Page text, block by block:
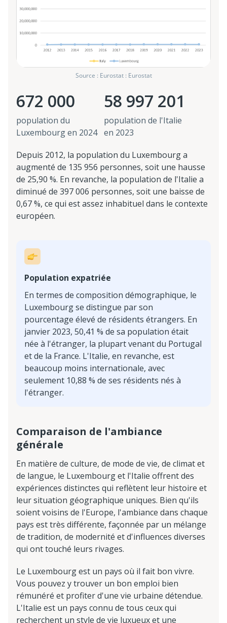
Source : Eurostat : Eurostat
672 000
population du
Luxembourg en 2024
58 997 201
population de l'Italie
en 2023
Depuis 2012, la population du Luxembourg a
augmenté de 135 956 personnes, soit une hausse
de 25,90 %. En revanche, la population de l'Italie a
diminué de 397 006 personnes, soit une baisse de
0,67 %, ce qui est assez inhabituel dans le contexte
européen.
Population expatriée
En termes de composition démographique, le
Luxembourg se distingue par son
pourcentage élevé de résidents étrangers. En
janvier 2023, 50,41 % de sa population était
née à l'étranger, la plupart venant du Portugal
et de la France. L'Italie, en revanche, est
beaucoup moins internationale, avec
seulement 10,88 % de ses résidents nés à
l'étranger.
Comparaison de l'ambiance
générale
En matière de culture, de mode de vie, de climat et
de langue, le Luxembourg et l'Italie offrent des
expériences distinctes qui reflètent leur histoire et
leur situation géographique uniques. Bien qu'ils
soient voisins de l'Europe, l'ambiance dans chaque
pays est très différente, façonnée par un mélange
de tradition, de modernité et d'influences diverses
qui ont touché leurs rivages.
Le Luxembourg est un pays où il fait bon vivre.
Vous pouvez y trouver un bon emploi bien
rémunéré et profiter d'une vie urbaine détendue.
L'Italie est un pays connu de tous ceux qui
recherchent un style de vie luxueux et une